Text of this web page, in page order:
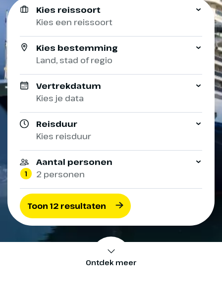
Ontdek meer
Kies reissoort
Kies een reissoort
Kies bestemming
Land, stad of regio
Vertrekdatum
Kies je data
Reisduur
Kies reisduur
Aantal personen
1 2 personen
Toon 12 resultaten